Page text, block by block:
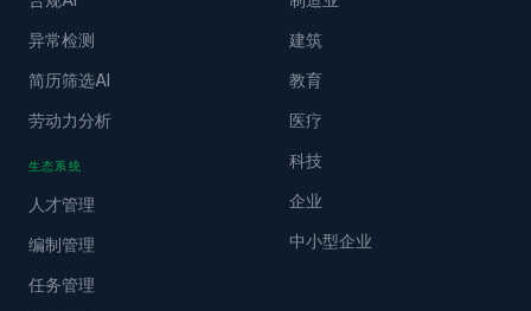
异常检测
简历筛选AI
劳动力分析
生态系统
人才管理
编制管理
任务管理
建筑
教育
医疗
科技
企业
中小型企业